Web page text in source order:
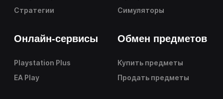
Стратегии
Симуляторы
Онлайн-сервисы
Playstation Plus
EA Play
Обмен предметов
Купить предметы
Продать предметы